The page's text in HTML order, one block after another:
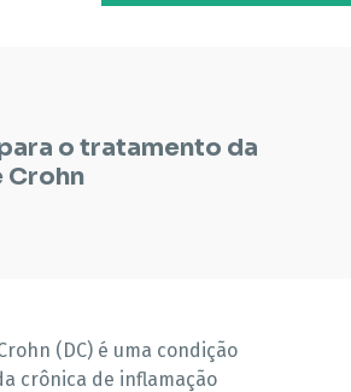
o tratamento da
Crohn
(DC) é uma condição
crônica de inflamação